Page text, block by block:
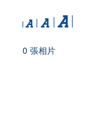
0 張相片